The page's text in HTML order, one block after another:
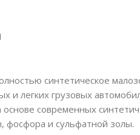
синтетическое
и легких грузовых
современных
фосфора и сульфатной золы.